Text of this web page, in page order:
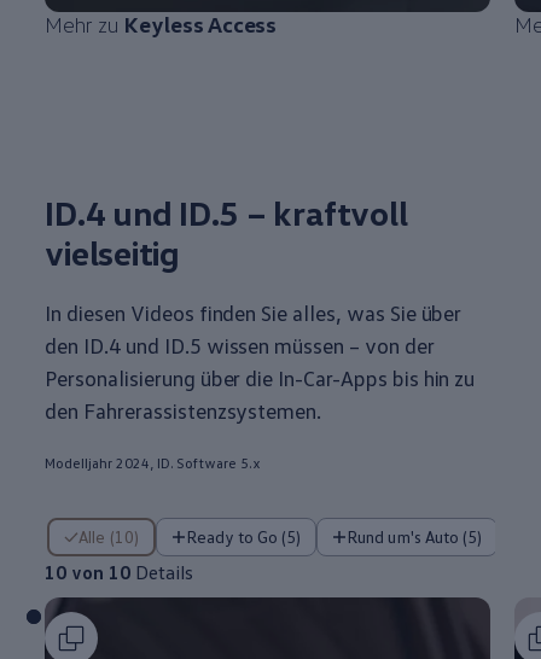
Mehr zu Keyless Access
ID.4 und ID.5 – kraftvoll
vielseitig
In diesen Videos finden Sie alles, was Sie über
den ID.4 und ID.5 wissen müssen – von der
Personalisierung über die In-Car-Apps bis hin zu
den Fahrerassistenzsystemen.
Modelljahr 2024, ID. Software 5.x
Alle (10) Ready to Go (5) Rund um's Auto (5)
10 von 10 Details
10 von 10 Details